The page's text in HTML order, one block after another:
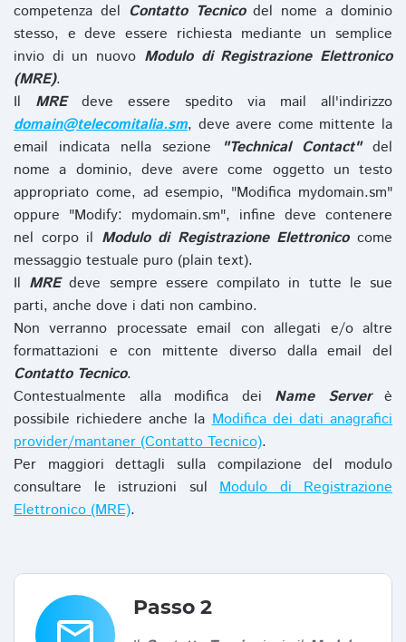
competenza del Contatto Tecnicodel nome a dominio
stesso, e deve essere richiesta mediante un semplice
invio di un nuovo Modulo di Registrazione Elettronico
(MRE).
Il MREdeve essere spedito via mail all'indirizzo
domain@telecomitalia.sm, deve avere come mittente la
email indicata nella sezione
"Technical Contact"del
nome a dominio, deve avere come oggetto un testo
appropriato come, ad esempio, "Modifica mydomain.sm"
oppure "Modify: mydomain.sm", infine deve contenere
nel corpo il Modulo di Registrazione Elettronicocome
messaggio testuale puro (plain text).
Il MREdeve sempre essere compilato in tutte le sue
parti, anche dove i dati non cambino.
Non verranno processate email con allegati e/o altre
formattazioni e con mittente diverso dalla email del
Contatto Tecnico.
Contestualmente alla modifica dei Name Serverè
possibile richiedere anche laModifica dei dati anagrafici
provider/mantaner (Contatto Tecnico).
Per maggiori dettagli sulla compilazione del modulo
consultare le istruzioni sul Modulo di Registrazione
Elettronico (MRE).
Passo 2